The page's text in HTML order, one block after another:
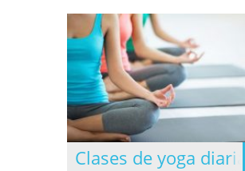
Clases de yoga diarias